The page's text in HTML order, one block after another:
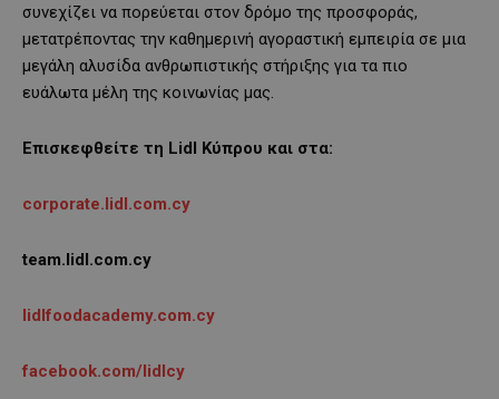
συνεχίζει να πορεύεται στον δρόμο της προσφοράς,
μετατρέποντας την καθημερινή αγοραστική εμπειρία σε μια
μεγάλη αλυσίδα ανθρωπιστικής στήριξης για τα πιο
ευάλωτα μέλη της κοινωνίας μας.
Επισκεφθείτε τη Lidl Κύπρου και στα:
corporate.lidl.com.cy
team.lidl.com.cy
lidlfoodacademy.com.cy
facebook.com/lidlcy